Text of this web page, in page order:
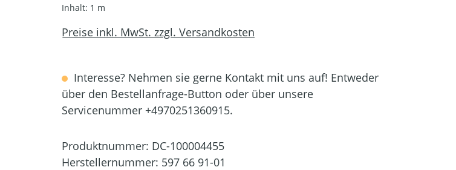
Inhalt: 1 m
Preise inkl. MwSt. zzgl. Versandkosten
Interesse? Nehmen sie gerne Kontakt mit uns auf! Entweder
über den Bestellanfrage-Button oder über unsere
Servicenummer +4970251360915.
Produktnummer: DC-100004455
Herstellernummer: 597 66 91-01